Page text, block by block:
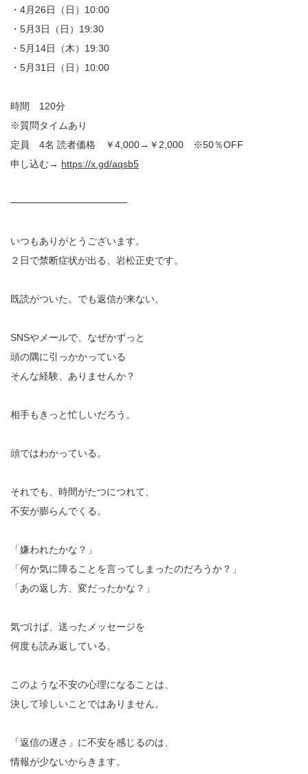
・4月26日（日）10:00
・5月3日（日）19:30
・5月14日（木）19:30
・5月31日（日）10:00
時間 120分
※質問タイムあり
定員 4名 読者価格 ￥4,000→￥2,000 ※50％OFF
申し込む→ https://x.gd/aqsb5
─────────────────
いつもありがとうございます。
２日で禁断症状が出る、岩松正史です。
既読がついた。でも返信が来ない。
SNSやメールで、なぜかずっと
頭の隅に引っかかっている
そんな経験、ありませんか？
相手もきっと忙しいだろう。
頭ではわかっている。
それでも、時間がたつにつれて、
不安が膨らんでくる。
「嫌われたかな？」
「何か気に障ることを言ってしまったのだろうか？」
「あの返し方、変だったかな？」
気づけば、送ったメッセージを
何度も読み返している。
このような不安の心理になることは、
決して珍しいことではありません。
「返信の遅さ」に不安を感じるのは、
情報が少ないからきます。